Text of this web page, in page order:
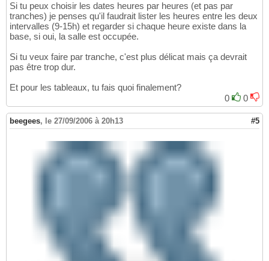
Si tu peux choisir les dates heures par heures (et pas par
tranches) je penses qu'il faudrait lister les heures entre les deux
intervalles (9-15h) et regarder si chaque heure existe dans la
base, si oui, la salle est occupée.
Si tu veux faire par tranche, c'est plus délicat mais ça devrait
pas être trop dur.
Et pour les tableaux, tu fais quoi finalement?
0
0
beegees, le 27/09/2006 à 20h13 #5